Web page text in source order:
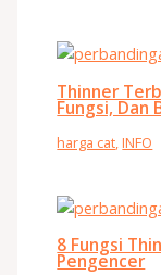
Thinner
Fungsi, Dan
harga cat,INFO
8 Fungsi
Pengencer